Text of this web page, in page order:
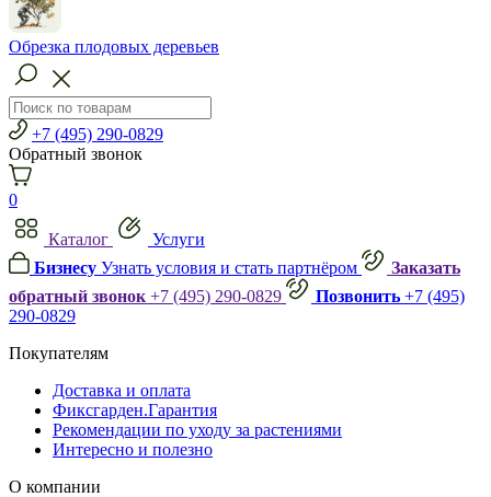
Обрезка плодовых деревьев
+7 (495) 290-0829
Обратный звонок
0
Каталог
Услуги
Бизнесу Узнать условия и стать партнёром
Заказать
обратный звонок +7 (495) 290-0829 Позвонить +7 (495)
290-0829
Покупателям
Доставка и оплата
Фиксгарден.Гарантия
Рекомендации по уходу за растениями
Интересно и полезно
О компании